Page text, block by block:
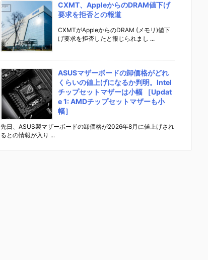
CXMT、AppleからのDRAM値下げ
要求を拒否との報道
CXMTがAppleからのDRAM (メモリ)値下
げ要求を拒否したと報じられまし ...
ASUSマザーボードの卸価格がどれ
くらいの値上げになるか判明。Intel
チップセットマザーは小幅 ［Updat
e 1: AMDチップセットマザーも小
幅］
先日、ASUS製マザーボードの卸価格が2026年8月に値上げされ
るとの情報が入り ...